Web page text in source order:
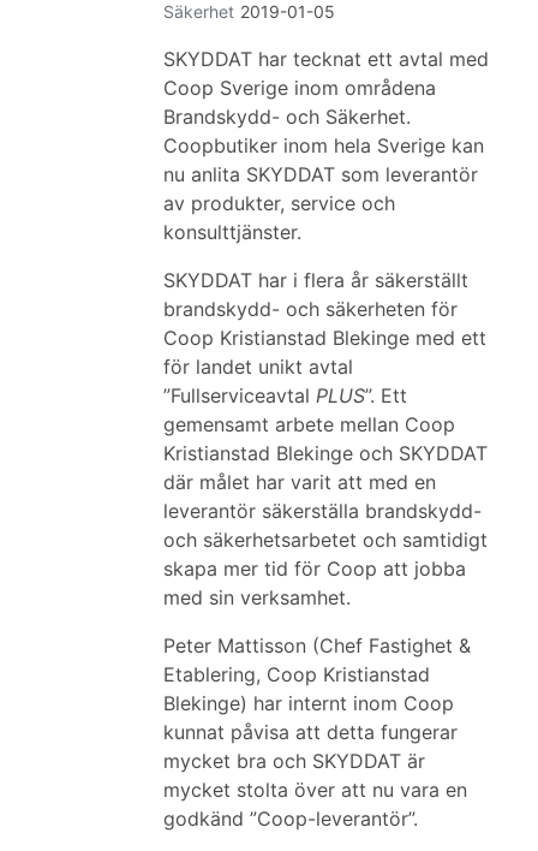
Säkerhet 2019-01-05
SKYDDAT har tecknat ett avtal med
Coop Sverige inom områdena
Brandskydd- och Säkerhet.
Coopbutiker inom hela Sverige kan
nu anlita SKYDDAT som leverantör
av produkter, service och
konsulttjänster.
SKYDDAT har i flera år säkerställt
brandskydd- och säkerheten för
Coop Kristianstad Blekinge med ett
för landet unikt avtal
”Fullserviceavtal PLUS”. Ett
gemensamt arbete mellan Coop
Kristianstad Blekinge och SKYDDAT
där målet har varit att med en
leverantör säkerställa brandskydd-
och säkerhetsarbetet och samtidigt
skapa mer tid för Coop att jobba
med sin verksamhet.
Peter Mattisson (Chef Fastighet &
Etablering, Coop Kristianstad
Blekinge) har internt inom Coop
kunnat påvisa att detta fungerar
mycket bra och SKYDDAT är
mycket stolta över att nu vara en
godkänd ”Coop-leverantör”.